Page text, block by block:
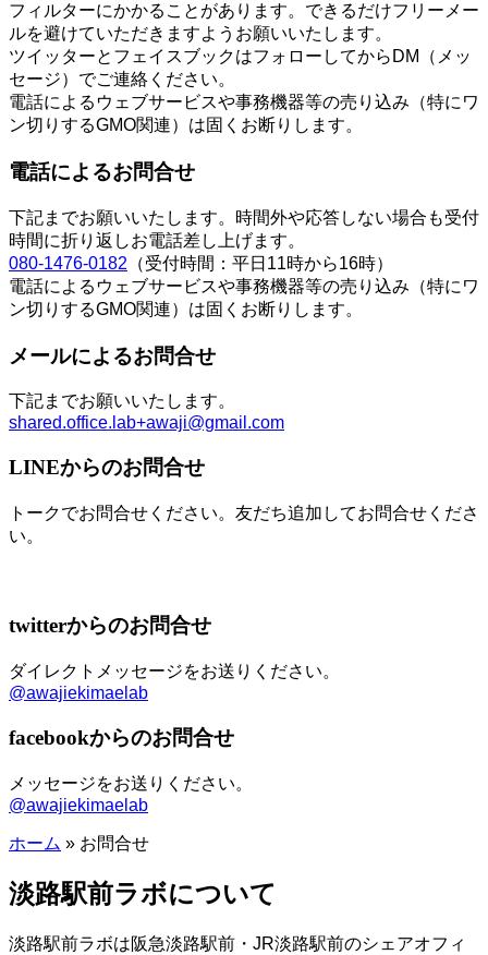
フィルターにかかることがあります。できるだけフリーメー
ルを避けていただきますようお願いいたします。
ツイッターとフェイスブックはフォローしてからDM（メッ
セージ）でご連絡ください。
電話によるウェブサービスや事務機器等の売り込み（特にワ
ン切りするGMO関連）は固くお断りします。
電話によるお問合せ
下記までお願いいたします。時間外や応答しない場合も受付
時間に折り返しお電話差し上げます。
080-1476-0182 （受付時間：平日11時から16時）
電話によるウェブサービスや事務機器等の売り込み（特にワ
ン切りするGMO関連）は固くお断りします。
メールによるお問合せ
下記までお願いいたします。
shared.office.lab+awaji@gmail.com
LINEからのお問合せ
トークでお問合せください。友だち追加してお問合せくださ
い。
twitterからのお問合せ
ダイレクトメッセージをお送りください。
@awajiekimaelab
facebookからのお問合せ
メッセージをお送りください。
@awajiekimaelab
ホーム » お問合せ
淡路駅前ラボについて
淡路駅前ラボは阪急淡路駅前・JR淡路駅前のシェアオフィ